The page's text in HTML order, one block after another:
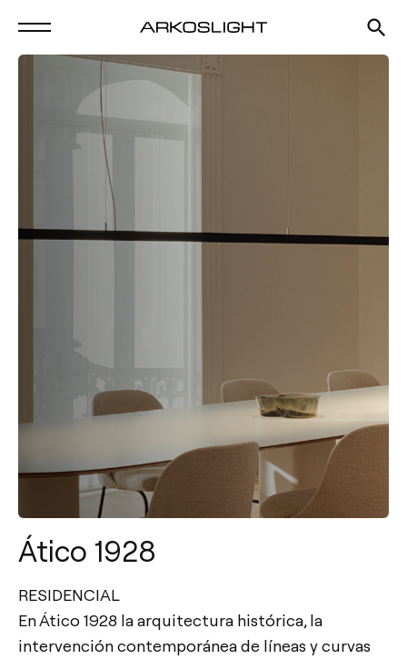
Ático 1928
RESIDENCIAL
En Ático 1928 la arquitectura histórica, la
intervención contemporánea de líneas y curvas